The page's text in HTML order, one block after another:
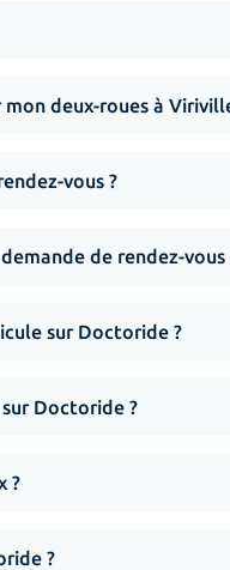
deux-roues à
vous ?
de rendez-
sur Doctoride ?
Doctoride ?
?
?